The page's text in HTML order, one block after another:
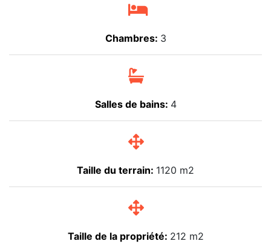
Chambres: 3
Salles de bains: 4
Taille du terrain: 1120 m2
Taille de la propriété: 212 m2